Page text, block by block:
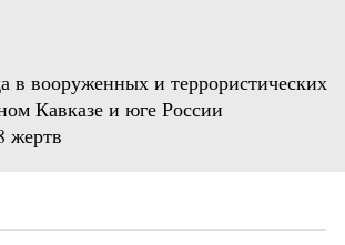
в вооруженных и террористических
Кавказе и юге России
жертв